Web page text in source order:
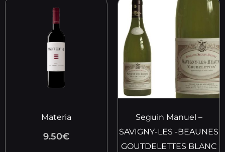
Materia
9.50€
Seguin Manuel –
SAVIGNY-LES -BEAUNES
GOUTDELETTES BLANC